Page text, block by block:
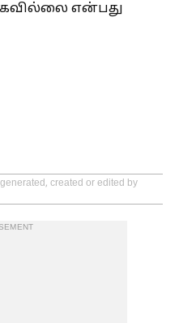
என்பது
created or edited by